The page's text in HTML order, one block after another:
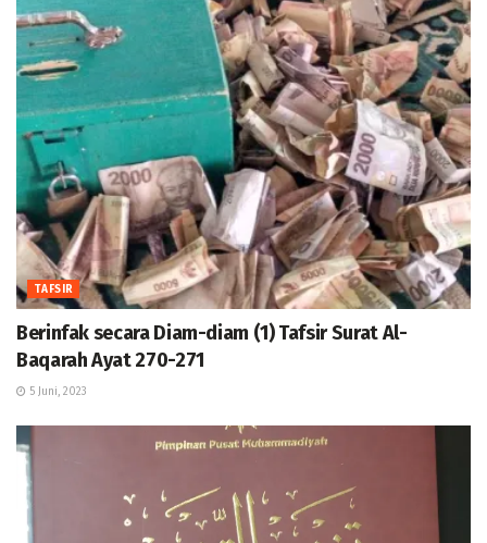
TAFSIR
Berinfak secara Diam-diam (1) Tafsir Surat Al-
Baqarah Ayat 270-271
5 Juni, 2023